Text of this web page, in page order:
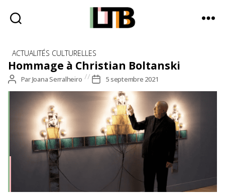
Bag
-
Média
d'information
quotidienne
Catégories
ACTUALITÉS CULTURELLES
Hommage à Christian Boltanski
Auteur
de
l’article
ParJoana Serralheiro
Date
de
l’article
5 septembre 2021